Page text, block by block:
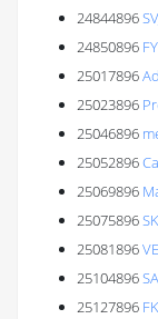
24844896
24850896
25017896
25023896
25046896
25052896
25069896
25075896
25081896
25104896
25127896